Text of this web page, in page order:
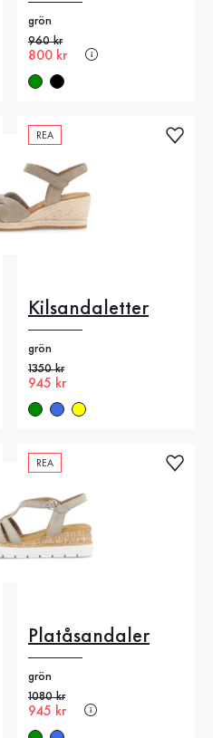
grön
Gammalt pris
960 kr
Nytt pris
800 kr
REA
Kilsandaletter
grön
Gammalt pris
1350 kr
Nytt pris
945 kr
REA
Platåsandaler
grön
Gammalt pris
1080 kr
Nytt pris
945 kr